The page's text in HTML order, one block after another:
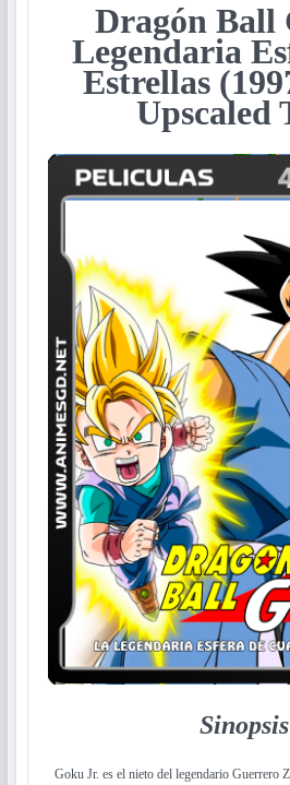
Dragón Ball
Legendaria
Estrellas
Upscaled
Sinopsis
Goku Jr. es el nieto del legendario Guerrero